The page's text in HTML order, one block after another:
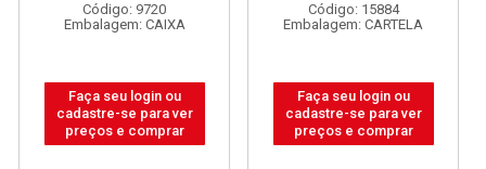
Código: 9720
Embalagem: CAIXA
Faça seu login ou
cadastre-se para ver
preços e comprar
Código: 15884
Embalagem: CARTELA
Faça seu login ou
cadastre-se para ver
preços e comprar